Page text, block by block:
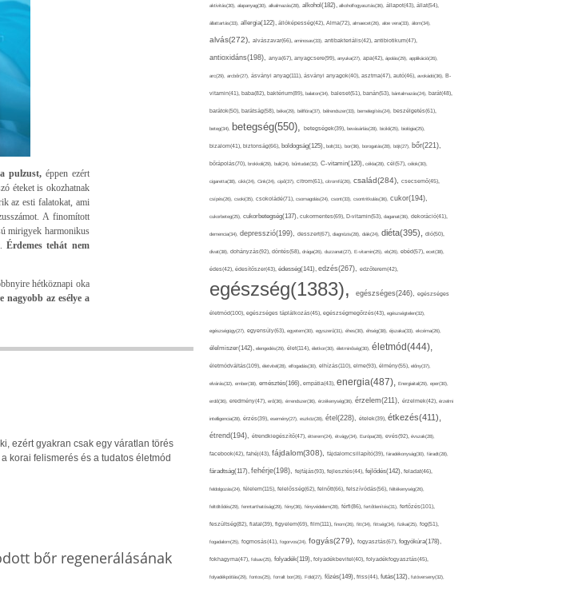
pulzust, éppen ezért
éteket is okozhatnak
az esti falatokat, ami
A finomított
mirigyek harmonikus
Érdemes tehát nem
hétköznapi oka
nagyobb az esélye a
ezért gyakran csak egy váratlan törés
korai felismerés és a tudatos életmód
bőr regenerálásának
aktivitás(30), alapanyag(30), alkalmazás(28), alkohol(182), alkoholfogyasztás(36), állapot(43), állat(54),
állattartás(33), allergia(122), állóképesség(42), Alma(72), almaecet(26), aloe vera(33), álom(34),
alvás(272), alvászavar(66), aminosav(33), antibakteriális(42), antibiotikum(47),
antioxidáns(198), anya(67), anyagcsere(99), anyuka(27), apa(42), ápolás(29), applikáció(26),
arc(29), arcbőr(27), ásványi anyag(111), ásványi anyagok(40), asztma(47), autó(46), avokádó(36), B-
vitamin(41), baba(82), baktérium(89), balaton(34), baleset(51), banán(53), bántalmazás(24), barát(48),
barátok(50), barátság(58), béke(29), bélflóra(37), bélrendszer(33), bemelegítés(24), beszélgetés(61),
beteg(34), betegség(550), betegségek(39), bevásárlás(28), bicikli(25), biológia(25),
bizalom(41), biztonság(66), boldogság(125), bolt(31), bor(36), borogatás(28), böjt(27), bőr(221),
bőrápolás(70), brokkoli(29), buli(24), bűntudat(32), C-vitamin(120), cékla(28), cél(57), célok(30),
cigaretta(38), cikk(24), Cink(24), cipő(37), citrom(61), citromfű(26), család(284), csecsemő(45),
csípés(26), csoki(35), csokoládé(71), csomagolás(24), csont(33), csontritkulás(36), cukor(194),
cukorbeteg(25), cukorbetegség(137), cukormentes(69), D-vitamin(53), daganat(36), dekoráció(41),
demencia(34), depresszió(199), desszert(67), diagnózis(28), diák(24), diéta(395), dió(50),
divat(38), dohányzás(92), döntés(58), drága(26), duzzanat(27), E-vitamin(25), eb(26), ebéd(57), ecet(38),
édes(42), édesítőszer(43), édesség(141), edzés(267), edzőterem(42),
egészség(1383), egészséges(246), egészséges
életmód(100), egészséges táplálkozás(45), egészségmegőrzés(43), egészségtelen(32),
egészségügy(27), egyensúly(63), egyetem(30), egyszerű(31), éhes(30), éhség(38), éjszaka(33), ekcéma(26),
élelmiszer(142), elengedés(29), élet(114), életkor(30), életminőség(30), életmód(444),
életmódváltás(109), életvitel(28), elfogadás(30), elhízás(110), elme(93), élmény(55), előny(37),
elvárás(32), ember(38), emésztés(166), empátia(43), energia(487), Energiaital(29), eper(30),
erdő(36), eredmény(47), erő(36), érrendszer(36), érzékenység(36), érzelem(211), érzelmek(42), érzelmi
intelligencia(28), érzés(39), esemény(27), eszköz(28), étel(228), ételek(39), étkezés(411),
étrend(194), étrendkiegészítő(47), étterem(24), étvágy(34), Európa(28), evés(92), évszak(28),
facebook(42), fahéj(43), fájdalom(308), fájdalomcsillapító(39), fáradékonyság(30), fáradt(28),
fáradtság(117), fehérje(198), fejfájás(93), fejlesztés(44), fejlődés(142), feladat(46),
feldolgozás(24), félelem(115), felelősség(62), felnőtt(66), felszívódás(56), féltékenység(26),
feltöltődés(29), fenntarthatóság(29), fény(36), fényvédelem(28), férfi(86), fertőtlenítés(31), fertőzés(101),
feszültség(82), fiatal(39), figyelem(69), film(111), finom(26), fitt(34), fittség(34), fizikai(25), fog(51),
fogadalom(25), fogmosás(41), fogorvos(24), fogyás(279), fogyasztás(67), fogyókúra(178),
fokhagyma(47), folsav(25), folyadék(119), folyadékbevitel(40), folyadékfogyasztás(45),
folyadékpótlás(29), fontos(25), forralt bor(26), Föld(27), főzés(149), friss(44), futás(132), futóverseny(32),